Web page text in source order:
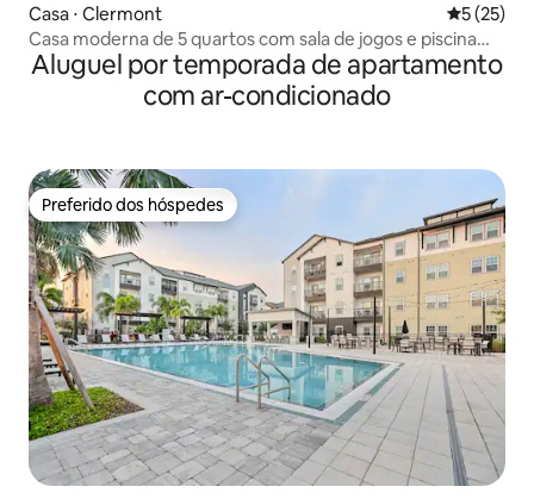
Casa ⋅ Clermont 5 de uma
5 (25)
Casa moderna de 5 quartos com sala de jogos e piscina
em Windsor
Aluguel por temporada de apartamento
com ar-condicionado
Preferido dos hóspedes
Preferido dos hóspedes